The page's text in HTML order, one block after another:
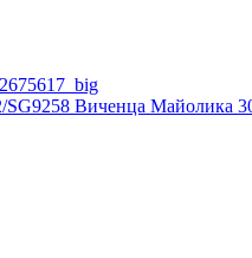
Виченца Майолика